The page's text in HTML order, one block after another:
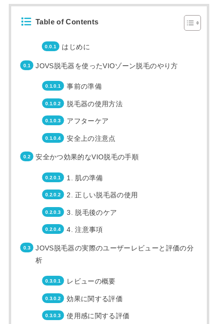
Table of Contents
はじめに
JOVS脱毛器を使ったVIOゾーン脱毛のやり方
事前の準備
脱毛器の使用方法
アフターケア
安全上の注意点
安全かつ効果的なVIO脱毛の手順
1. 肌の準備
2. 正しい脱毛器の使用
3. 脱毛後のケア
4. 注意事項
JOVS脱毛器の実際のユーザーレビューと評価の分
析
レビューの概要
効果に関する評価
使用感に関する評価